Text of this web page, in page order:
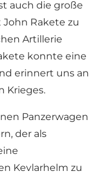
auch die große
John Rakete zu
Artillerie
konnte eine
erinnert uns an
Krieges.
Panzerwagen
der als
Kevlarhelm zu